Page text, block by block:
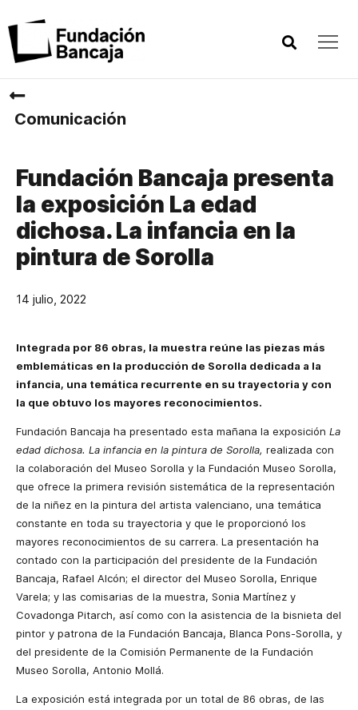
Comunicación
Fundación Bancaja presenta
la exposición La edad
dichosa. La infancia en la
pintura de Sorolla
14 julio, 2022
Integrada por 86 obras, la muestra reúne las piezas más
emblemáticas en la producción de Sorolla dedicada a la
infancia, una temática recurrente en su trayectoria y con
la que obtuvo los mayores reconocimientos.
Fundación Bancaja ha presentado esta mañana la exposición La
edad dichosa. La infancia en la pintura de Sorolla, realizada con
la colaboración del Museo Sorolla y la Fundación Museo Sorolla,
que ofrece la primera revisión sistemática de la representación
de la niñez en la pintura del artista valenciano, una temática
constante en toda su trayectoria y que le proporcionó los
mayores reconocimientos de su carrera. La presentación ha
contado con la participación del presidente de la Fundación
Bancaja, Rafael Alcón; el director del Museo Sorolla, Enrique
Varela; y las comisarias de la muestra, Sonia Martínez y
Covadonga Pitarch, así como con la asistencia de la bisnieta del
pintor y patrona de la Fundación Bancaja, Blanca Pons-Sorolla, y
del presidente de la Comisión Permanente de la Fundación
Museo Sorolla, Antonio Mollá.
La exposición está integrada por un total de 86 obras, de las